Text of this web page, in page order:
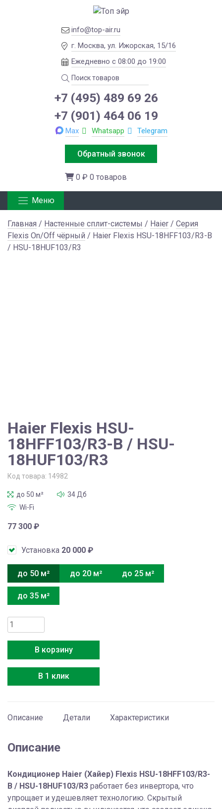
info@top-air.ru
г. Москва, ул. Ижорская, 15/16
Ежедневно с 08:00 до 19:00
+7 (495) 489 69 26
+7 (901) 464 06 19
Max Whatsapp Telegram
Обратный звонок
0 ₽ 0 товаров
Меню
Главная / Настенные сплит-системы / Haier / Серия
Flexis On/Off чёрный / Haier Flexis HSU-18HFF103/R3-B
/ HSU-18HUF103/R3
Haier Flexis HSU-
18HFF103/R3-B / HSU-
18HUF103/R3
Код товара: 14982
до 50 м²
34 Дб
Wi-Fi
77 300 ₽
Установка 20 000 ₽
до 50 м² до 20 м² до 25 м²
до 35 м²
Количество
товара
Flexis
HSU-
18HFF103/R3-
HSU-
В корзину
В 1 клик
Описание Детали Характеристики
Описание
Кондиционер Haier (Хайер) Flexis HSU-18HFF103/R3-
B / HSU-18HUF103/R3 работает без инвертора, что
упрощает и удешевляет технологию. Скрытый